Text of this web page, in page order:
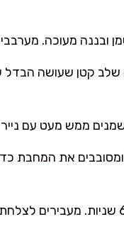
ובננה מעוכה.
על השיש. זה שלב קטן
ממש מעט עם
הופכים עם תרווד רחב ומטגנים עוד